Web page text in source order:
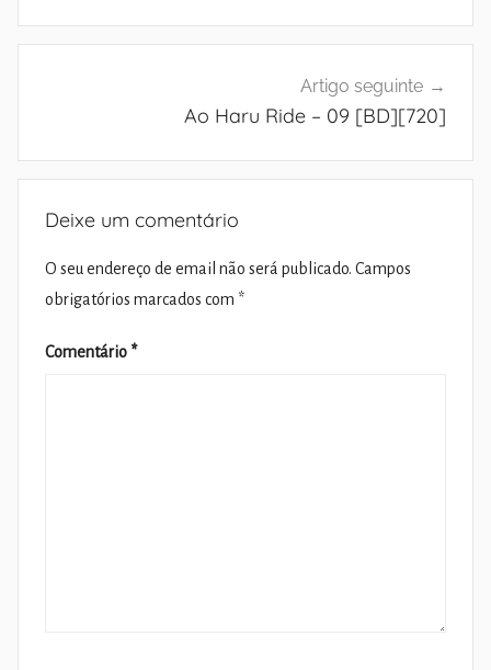
Artigo seguinte
Ao Haru Ride – 09 [BD][720]
Deixe um comentário
O seu endereço de email não será publicado. Campos
obrigatórios marcados com *
Comentário *